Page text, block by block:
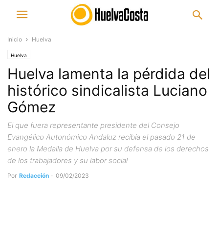
Inicio Huelva
Huelva
Huelva lamenta la pérdida del
histórico sindicalista Luciano
Gómez
El que fuera representante presidente del Consejo
Evangélico Autonómico Andaluz recibía el pasado 21 de
enero la Medalla de Huelva por su defensa de los derechos
de los trabajadores y su labor social
Por Redacción - 09/02/2023